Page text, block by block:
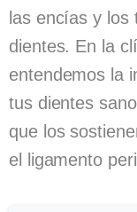
las encías y los
dientes. En la
entendemos la
tus dientes
que los
el ligamento